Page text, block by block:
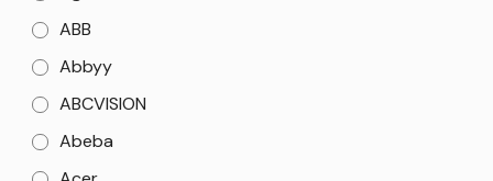
ABB
Abbyy
ABCVISION
Abeba